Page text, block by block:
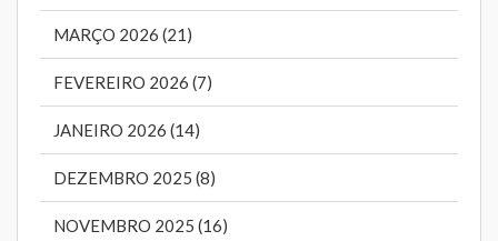
MARÇO 2026 (21)
FEVEREIRO 2026 (7)
JANEIRO 2026 (14)
DEZEMBRO 2025 (8)
NOVEMBRO 2025 (16)